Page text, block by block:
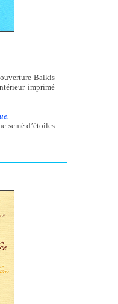
Balkis
imprimé
semé d’étoiles